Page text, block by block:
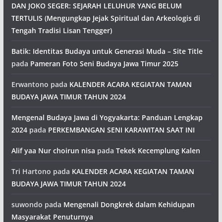
DAN JOKO SEGER: SEJARAH LELUHUR YANG BELUM
TERTULIS (Mengungkap Jejak Spiritual dan Arkeologis di
Tengah Tradisi Lisan Tengger)
Batik: Identitas Budaya untuk Generasi Muda – Site Title
pada Pameran Foto Seni Budaya Jawa Timur 2025
Erwantono pada KALENDER ACARA KEGIATAN TAMAN
BUDAYA JAWA TIMUR TAHUN 2024
Mengenal Budaya Jawa di Yogyakarta: Panduan Lengkap
2024pada PERKEMBANGAN SENI KARAWITAN SAAT INI
Alif yaa Nur choirun nisa pada Tekek Kecemplung Kalen
Tri Hartono pada KALENDER ACARA KEGIATAN TAMAN
BUDAYA JAWA TIMUR TAHUN 2024
suwondo pada Mengenali Dongkrek dalam Kehidupan
Masyarakat Penuturnya